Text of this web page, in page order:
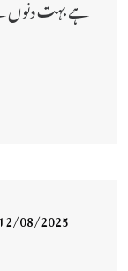
12/08/2025